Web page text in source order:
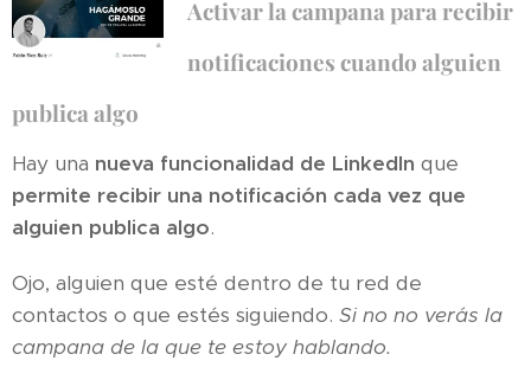
Activar la campana para recibir
notificaciones cuando alguien
publica algo
Hay una nueva funcionalidad de LinkedIn que
permite recibir una notificación cada vez que
alguien publica algo.
Ojo, alguien que esté dentro de tu red de
contactos o que estés siguiendo. Si no no verás la
campana de la que te estoy hablando.